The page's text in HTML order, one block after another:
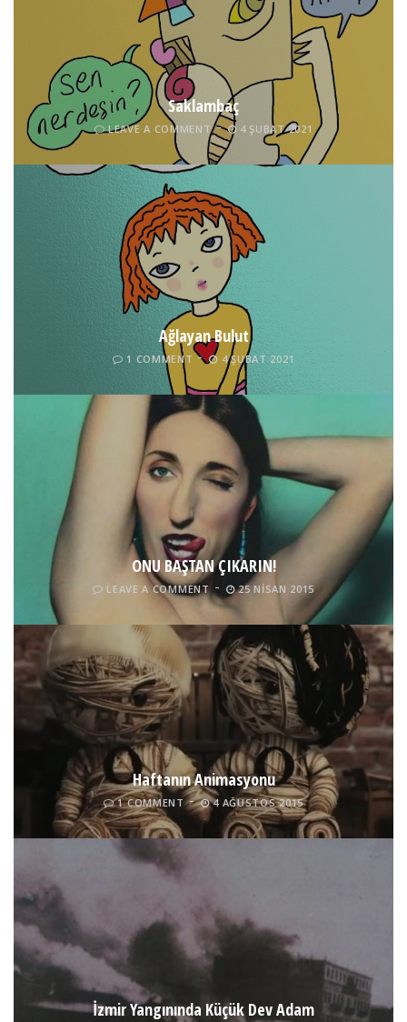
Saklambaç
LEAVE A COMMENT 4 ŞUBAT 2021
Ağlayan Bulut
1 COMMENT 4 ŞUBAT 2021
ONU BAŞTAN ÇIKARIN!
LEAVE A COMMENT 25 NISAN 2015
Haftanın Animasyonu
1 COMMENT 4 AĞUSTOS 2015
İzmir Yangınında Küçük Dev Adam